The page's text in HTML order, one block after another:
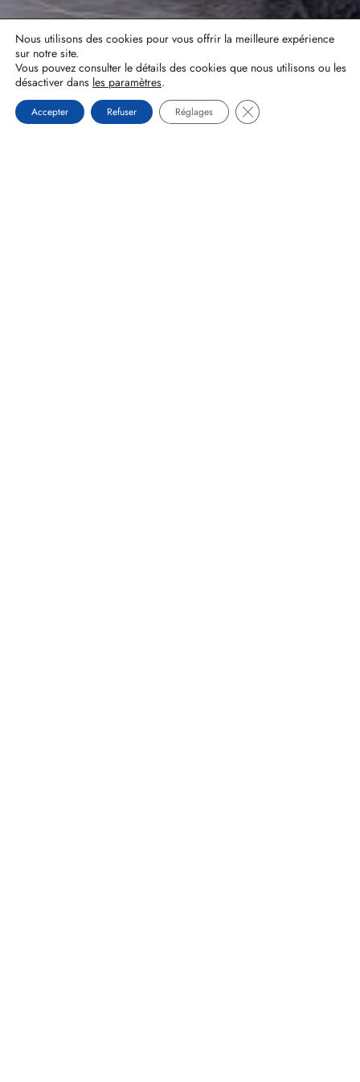
Réalisation : MULTIMED SOLUTIONS
SIRET: 43163822000019 - Code APE: 0149Z
Mentions légales |Plan du site
Nous utilisons des cookies pour vous offrir la meilleure expérience
sur notre site.
Vous pouvez consulter le détails des cookies que nous utilisons ou les
désactiver dans les paramètres.
Accepter Refuser Réglages Fermer la bannière